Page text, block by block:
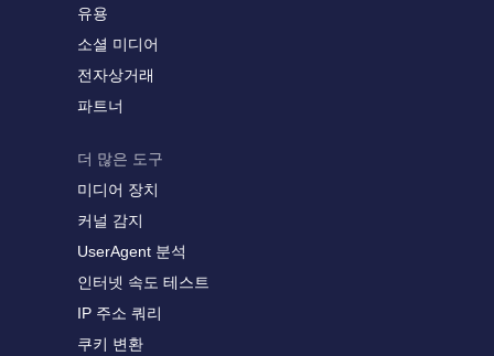
유용
소셜 미디어
전자상거래
파트너
더 많은 도구
미디어 장치
커널 감지
UserAgent 분석
인터넷 속도 테스트
IP 주소 쿼리
쿠키 변환